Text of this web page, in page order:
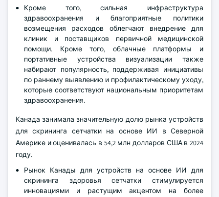
Кроме того, сильная инфраструктура
здравоохранения и благоприятные политики
возмещения расходов облегчают внедрение для
клиник и поставщиков первичной медицинской
помощи. Кроме того, облачные платформы и
портативные устройства визуализации также
набирают популярность, поддерживая инициативы
по раннему выявлению и профилактическому уходу,
которые соответствуют национальным приоритетам
здравоохранения.
Канада занимала значительную долю рынка устройств
для скрининга сетчатки на основе ИИ в Северной
Америке и оценивалась в 54,2 млн долларов США в 2024
году.
Рынок Канады для устройств на основе ИИ для
скрининга здоровья сетчатки стимулируется
инновациями и растущим акцентом на более